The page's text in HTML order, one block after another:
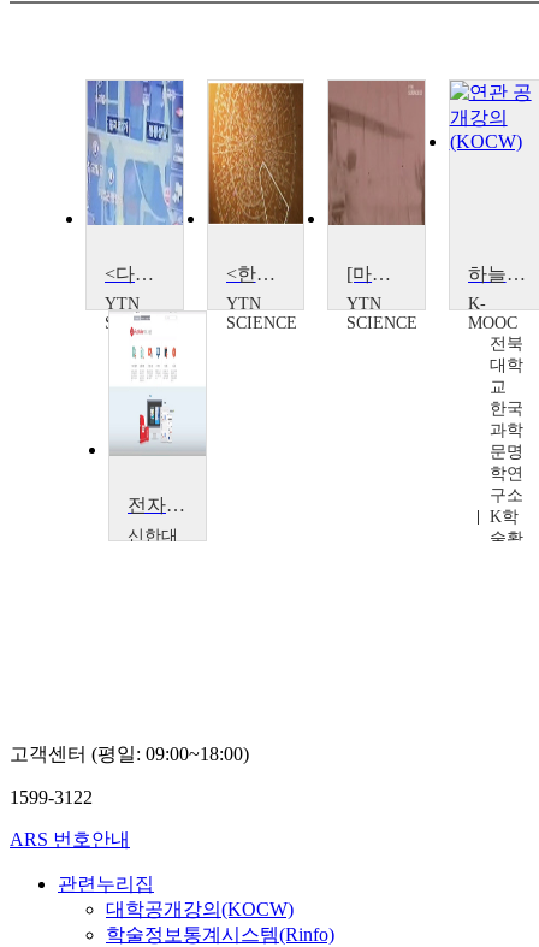
<다큐S+>하늘로 쏘아올린 나침반, GPS
YTN
SCIENCE
<한국사 探>하늘을 읽다, 천문
YTN
SCIENCE
[마이웨이] 하늘을 나는 푸른 꿈, 정석항공과학고등학교
YTN
SCIENCE
하늘의 길을 묻다, 천문과 역산
K-
MOOC
전북
대학
교
한국
과학
문명
학연
구소
K학
술확
전자책(e-Book) 제작 활용법
신한대
고객센터 (평일: 09:00~18:00)
1599-3122
ARS 번호안내
관련누리집
대학공개강의(KOCW)
학술정보통계시스템(Rinfo)